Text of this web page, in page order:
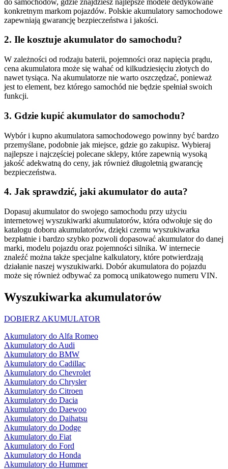
konkretnym markom pojazdów. Polskie akumulatory samochodowe
zapewniają gwarancję bezpieczeństwa i jakości.
2. Ile kosztuje akumulator do samochodu?
W zależności od rodzaju baterii, pojemności oraz napięcia prądu,
cena akumulatora może się wahać od kilkudziesięciu złotych do
nawet tysiąca. Na akumulatorze nie warto oszczędzać, ponieważ
jest to element, bez którego samochód nie będzie spełniał swoich
funkcji.
3. Gdzie kupić akumulator do samochodu?
Wybór i kupno akumulatora samochodowego powinny być bardzo
przemyślane, podobnie jak miejsce, gdzie go zakupisz. Wybieraj
najlepsze i najczęściej polecane sklepy, które zapewnią wysoką
jakość adekwatną do ceny, jak również długoletnią gwarancję
bezpieczeństwa.
4. Jak sprawdzić, jaki akumulator do auta?
Dopasuj akumulator do swojego samochodu przy użyciu
internetowej wyszukiwarki akumulatorów, która odwołuje się do
katalogu doboru akumulatorów, dzięki czemu wyszukiwarka
bezpłatnie i bardzo szybko pozwoli dopasować akumulator do danej
marki, modelu pojazdu oraz pojemności silnika. W internecie
znaleźć można także specjalne kalkulatory, które potwierdzają
działanie naszej wyszukiwarki. Dobór akumulatora do pojazdu
może się również odbywać za pomocą unikatowego numeru VIN.
Wyszukiwarka akumulatorów
DOBIERZ AKUMULATOR
Akumulatory do Alfa Romeo
Akumulatory do Audi
Akumulatory do BMW
Akumulatory do Cadillac
Akumulatory do Chevrolet
Akumulatory do Chrysler
Akumulatory do Citroen
Akumulatory do Dacia
Akumulatory do Daewoo
Akumulatory do Daihatsu
Akumulatory do Dodge
Akumulatory do Fiat
Akumulatory do Ford
Akumulatory do Honda
Akumulatory do Hummer